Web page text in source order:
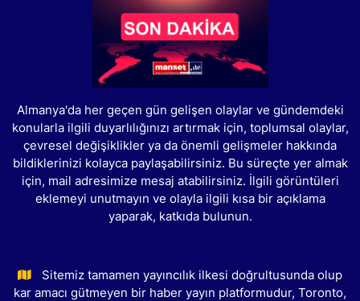
Almanya'da her geçen gün gelişen olaylar ve gündemdeki
konularla ilgili duyarlılığınızı artırmak için, toplumsal olaylar,
çevresel değişiklikler ya da önemli gelişmeler hakkında
bildiklerinizi kolayca paylaşabilirsiniz. Bu süreçte yer almak
için, mail adresimize mesaj atabilirsiniz. İlgili görüntüleri
eklemeyi unutmayın ve olayla ilgili kısa bir açıklama
yaparak, katkıda bulunun.
Sitemiz tamamen yayıncılık ilkesi doğrultusunda olup
kar amacı gütmeyen bir haber yayın platformudur, Toronto,